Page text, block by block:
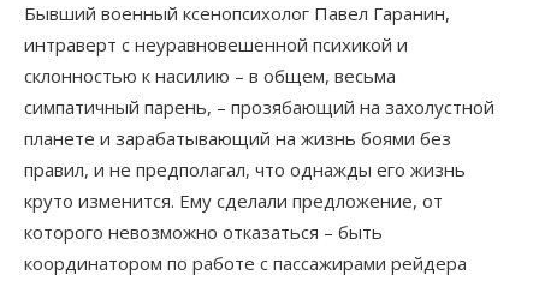
Бывший военный ксенопсихолог Павел Гаранин,
интраверт с неуравновешенной психикой и
склонностью к насилию – в общем, весьма
симпатичный парень, – прозябающий на захолустной
планете и зарабатывающий на жизнь боями без
правил, и не предполагал, что однажды его жизнь
круто изменится. Ему сделали предложение, от
которого невозможно отказаться – быть
координатором по работе с пассажирами рейдера